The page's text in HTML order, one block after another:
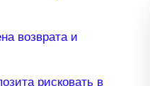
возврата и
рисковать